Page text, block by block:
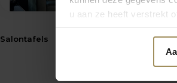
u aan ze heeft verstrekt
van uw gebruik van hun
Salontafels